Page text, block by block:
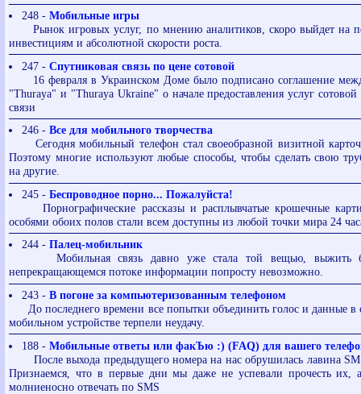
248 - Мобильные игры
Рынок игровых услуг, по мнению аналитиков, скоро выйдет на
инвестициям и абсолютной скорости роста.
247 - Спутниковая связь по цене сотовой
16 февраля в Украинском Доме было подписано соглашение
"Thuraya" и "Thuraya Ukraine" о начале предоставления услуг
связи
246 - Все для мобильного творчества
Сегодня мобильный телефон стал своеобразной визитной
Поэтому многие используют любые способы, чтобы сделать свою
на другие.
245 - Беспроводное порно... Пожалуйста!
Порнографические рассказы и расплывчатые крошечные
особями обоих полов стали всем доступны из любой точки мира 24
244 - Палец-мобильник
Мобильная связь давно уже стала той вещью, выжить
непрекращающемся потоке информации попросту невозможно.
243 - В погоне за компьютеризованным телефоном
До последнего времени все попытки объединить голос и данные в
мобильном устройстве терпели неудачу.
188 - Мобильные ответы или факЪю :) (FAQ) для вашего
После выхода предыдущего номера на нас обрушилась лавина
Признаемся, что в первые дни мы даже не успевали прочесть их,
молниеносно отвечать по SMS